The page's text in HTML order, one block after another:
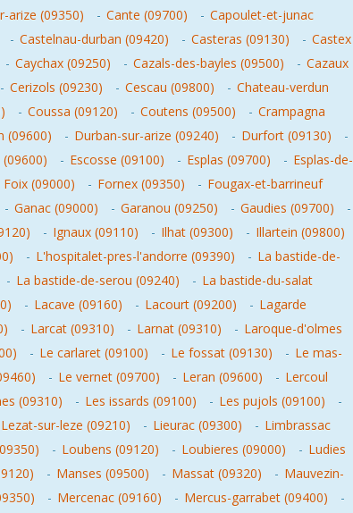
arize (09350) - Cante (09700) - Capoulet-et-junac
- Castelnau-durban (09420) - Casteras (09130) - Castex
- Caychax (09250) - Cazals-des-bayles (09500) - Cazaux
- Cerizols (09230) - Cescau (09800) - Chateau-verdun
- Coussa (09120) - Coutens (09500) - Crampagna
(09600) - Durban-sur-arize (09240) - Durfort (09130)
-
(09600) - Escosse (09100) - Esplas (09700) - Esplas-de-
Foix (09000) - Fornex (09350) - Fougax-et-barrineuf
- Ganac (09000) - Garanou (09250) - Gaudies (09700)
-
- Ignaux (09110) - Ilhat (09300) - Illartein (09800)
- L'hospitalet-pres-l'andorre (09390) - La bastide-de-
- La bastide-de-serou (09240) - La bastide-du-salat
- Lacave (09160) - Lacourt (09200) - Lagarde
- Larcat (09310) - Larnat (09310) - Laroque-d'olmes
- Le carlaret (09100) - Le fossat (09130) - Le mas-
- Le vernet (09700) - Leran (09600) - Lercoul
(09310) - Les issards (09100) - Les pujols (09100)
-
Lezat-sur-leze (09210) - Lieurac (09300) - Limbrassac
- Loubens (09120) - Loubieres (09000) - Ludies
- Manses (09500) - Massat (09320) - Mauvezin-
- Mercenac (09160) - Mercus-garrabet (09400) -